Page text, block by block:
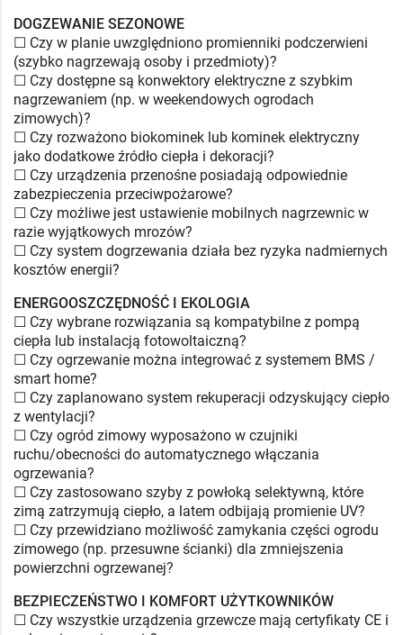
DOGZEWANIE SEZONOWE
☐ Czy w planie uwzględniono promienniki podczerwieni
(szybko nagrzewają osoby i przedmioty)?
☐ Czy dostępne są konwektory elektryczne z szybkim
nagrzewaniem (np. w weekendowych ogrodach
zimowych)?
☐ Czy rozważono biokominek lub kominek elektryczny
jako dodatkowe źródło ciepła i dekoracji?
☐ Czy urządzenia przenośne posiadają odpowiednie
zabezpieczenia przeciwpożarowe?
☐ Czy możliwe jest ustawienie mobilnych nagrzewnic w
razie wyjątkowych mrozów?
☐ Czy system dogrzewania działa bez ryzyka nadmiernych
kosztów energii?
ENERGOOSZCZĘDNOŚĆ I EKOLOGIA
☐ Czy wybrane rozwiązania są kompatybilne z pompą
ciepła lub instalacją fotowoltaiczną?
☐ Czy ogrzewanie można integrować z systemem BMS /
smart home?
☐ Czy zaplanowano system rekuperacji odzyskujący ciepło
z wentylacji?
☐ Czy ogród zimowy wyposażono w czujniki
ruchu/obecności do automatycznego włączania
ogrzewania?
☐ Czy zastosowano szyby z powłoką selektywną, które
zimą zatrzymują ciepło, a latem odbijają promienie UV?
☐ Czy przewidziano możliwość zamykania części ogrodu
zimowego (np. przesuwne ścianki) dla zmniejszenia
powierzchni ogrzewanej?
BEZPIECZEŃSTWO I KOMFORT UŻYTKOWNIKÓW
☐ Czy wszystkie urządzenia grzewcze mają certyfikaty CE i